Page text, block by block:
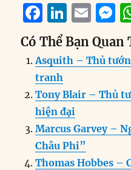
F
a
c
e
b
o
o
k
Li
n
k
e
d
I
n
E
m
ai
l
e
e
n
Có Thể Bạn Quan
Asquith – Thủ
tranh
Tony Blair – Thủ
hiện đại
Marcus Garvey –
Châu Phi”
Thomas Hobbes –